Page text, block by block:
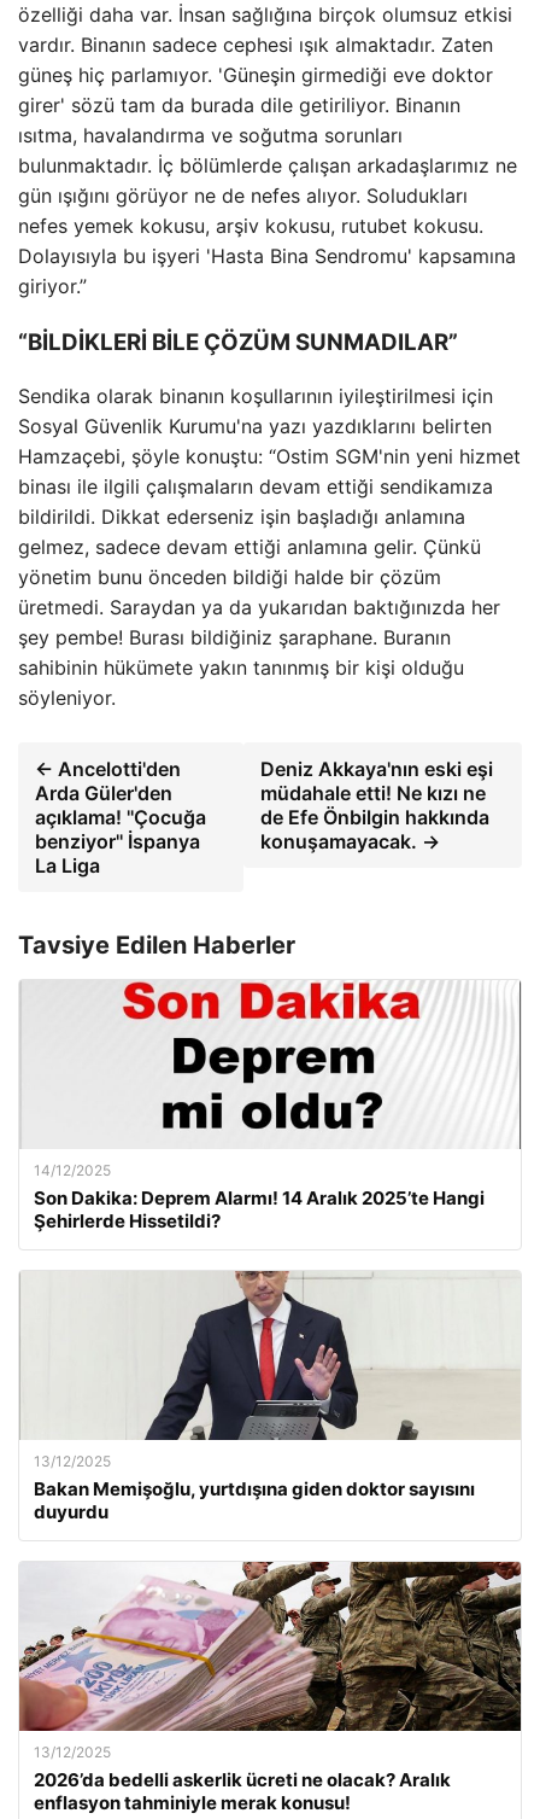
özelliği daha var. İnsan sağlığına birçok olumsuz etkisi
vardır. Binanın sadece cephesi ışık almaktadır. Zaten
güneş hiç parlamıyor. 'Güneşin girmediği eve doktor
girer' sözü tam da burada dile getiriliyor. Binanın
ısıtma, havalandırma ve soğutma sorunları
bulunmaktadır. İç bölümlerde çalışan arkadaşlarımız ne
gün ışığını görüyor ne de nefes alıyor. Soludukları
nefes yemek kokusu, arşiv kokusu, rutubet kokusu.
Dolayısıyla bu işyeri 'Hasta Bina Sendromu' kapsamına
giriyor.”
“BİLDİKLERİ BİLE ÇÖZÜM SUNMADILAR”
Sendika olarak binanın koşullarının iyileştirilmesi için
Sosyal Güvenlik Kurumu'na yazı yazdıklarını belirten
Hamzaçebi, şöyle konuştu: “Ostim SGM'nin yeni hizmet
binası ile ilgili çalışmaların devam ettiği sendikamıza
bildirildi. Dikkat ederseniz işin başladığı anlamına
gelmez, sadece devam ettiği anlamına gelir. Çünkü
yönetim bunu önceden bildiği halde bir çözüm
üretmedi. Saraydan ya da yukarıdan baktığınızda her
şey pembe! Burası bildiğiniz şaraphane. Buranın
sahibinin hükümete yakın tanınmış bir kişi olduğu
söyleniyor.
← Ancelotti'den
Arda Güler'den
açıklama! ''Çocuğa
benziyor'' İspanya
La Liga
Deniz Akkaya'nın eski eşi
müdahale etti! Ne kızı ne
de Efe Önbilgin hakkında
konuşamayacak. →
Tavsiye Edilen Haberler
14/12/2025
Son Dakika: Deprem Alarmı! 14 Aralık 2025’te Hangi
Şehirlerde Hissetildi?
13/12/2025
Bakan Memişoğlu, yurtdışına giden doktor sayısını
duyurdu
13/12/2025
2026’da bedelli askerlik ücreti ne olacak? Aralık
enflasyon tahminiyle merak konusu!